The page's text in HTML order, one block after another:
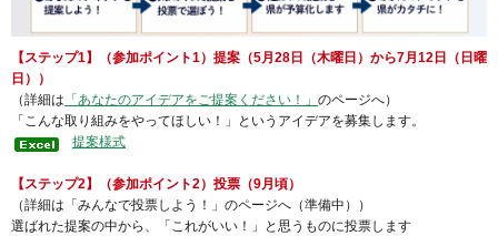
【ステップ1】（参加ポイント1）提案（5月28日（木曜日）から7月12日（日曜
日））
（詳細は 「あなたのアイデアをご提案ください！」 のページへ）
「こんな取り組みをやってほしい！」というアイデアを募集します。
提案様式
【ステップ2】（参加ポイント2）投票（9月頃）
（詳細は「みんなで投票しよう！」のページへ（準備中））
選ばれた提案の中から、「これがいい！」と思うものに投票します